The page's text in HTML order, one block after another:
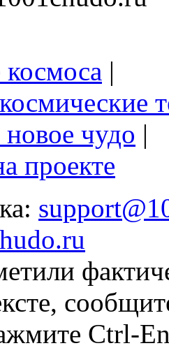
|
чудо |
проекте
Ctrl-